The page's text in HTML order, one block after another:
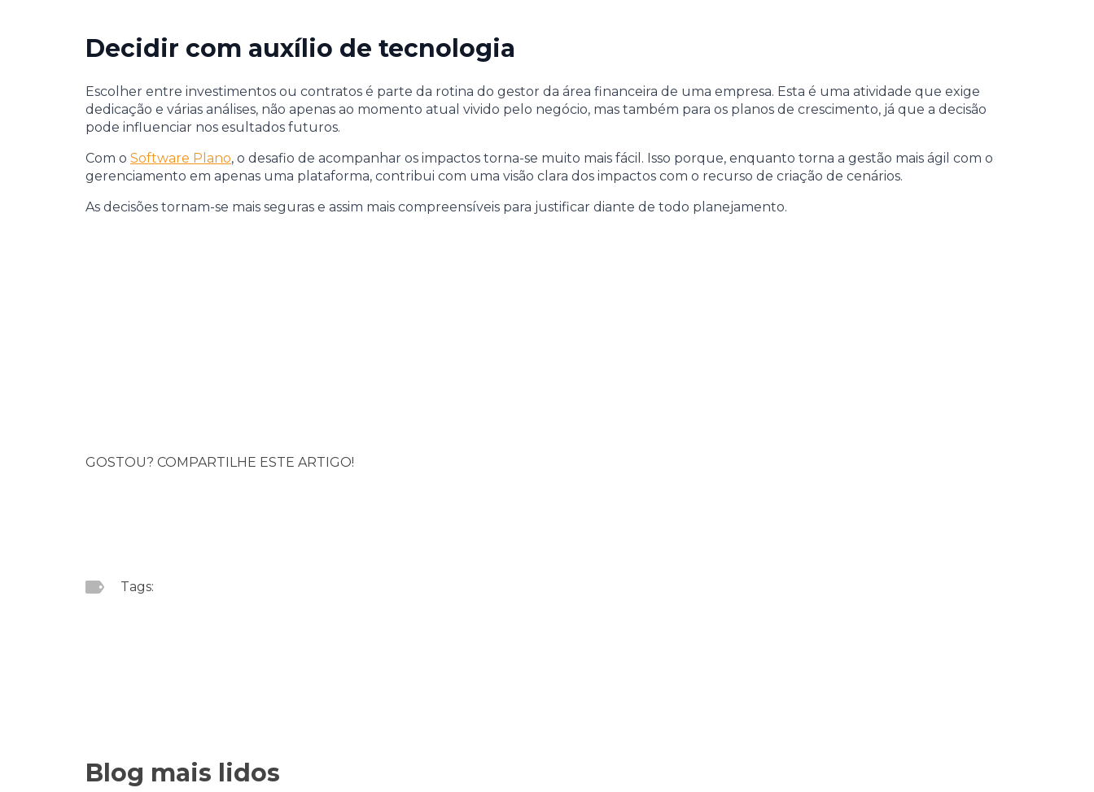
Decidir com auxílio de tecnologia
Escolher entre investimentos ou contratos é parte da rotina do gestor da área financeira de uma empresa. Esta é uma atividade que exige
dedicação e várias análises, não apenas ao momento atual vivido pelo negócio, mas também para os planos de crescimento, já que a decisão
pode influenciar nos esultados futuros.
Com o Software Plano, o desafio de acompanhar os impactos torna-se muito mais fácil. Isso porque, enquanto torna a gestão mais ágil com o
gerenciamento em apenas uma plataforma, contribui com uma visão clara dos impactos com o recurso de criação de cenários.
As decisões tornam-se mais seguras e assim mais compreensíveis para justificar diante de todo planejamento.
GOSTOU? COMPARTILHE ESTE ARTIGO!
Tags:
Blog mais lidos